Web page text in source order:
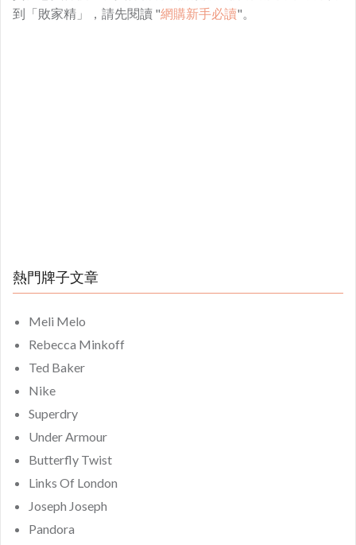
到「敗家精」，請先閱讀 "網購新手必讀"。
熱門牌子文章
Meli Melo
Rebecca Minkoff
Ted Baker
Nike
Superdry
Under Armour
Butterfly Twist
Links Of London
Joseph Joseph
Pandora